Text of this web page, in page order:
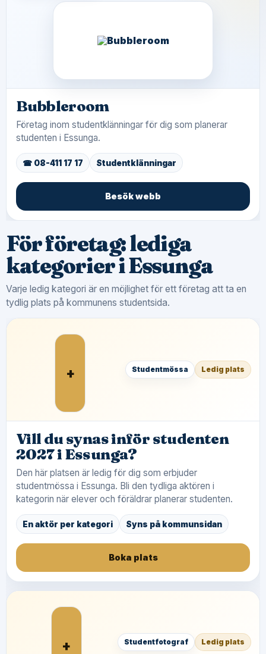
Bubbleroom
Företag inom studentklänningar för dig som planerar
studenten i Essunga.
☎ 08-411 17 17 Studentklänningar
Besök webb
För företag: lediga
kategorier i Essunga
Varje ledig kategori är en möjlighet för ett företag att ta en
tydlig plats på kommunens studentsida.
+ Studentmössa Ledig plats
Vill du synas inför studenten
2027 i Essunga?
Den här platsen är ledig för dig som erbjuder
studentmössa i Essunga. Bli den tydliga aktören i
kategorin när elever och föräldrar planerar studenten.
En aktör per kategori Syns på kommunsidan
Boka plats
+ Studentfotograf Ledig plats